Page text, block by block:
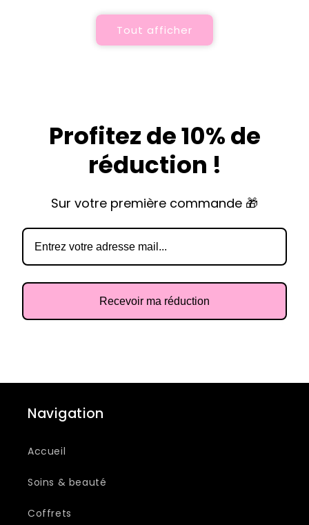
Tout afficher
Profitez de 10% de
réduction !
Sur votre première commande 🎁
Recevoir ma réduction
Navigation
Accueil
Soins & beauté
Coffrets